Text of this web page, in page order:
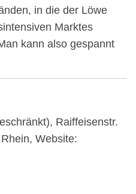
in die der Löwe
Marktes
kann also gespannt
Raiffeisenstr.
Website: